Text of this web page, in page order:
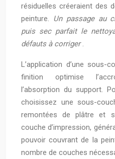
résiduelles créeraient des
peinture. Un passage au
puis sec parfait le
défauts à corriger
L’application d’une sous-
finition optimise
l’absorption du support.
choisissez une sous-
remontées de plâtre et
couche d’impression,
pouvoir couvrant de la
nombre de couches